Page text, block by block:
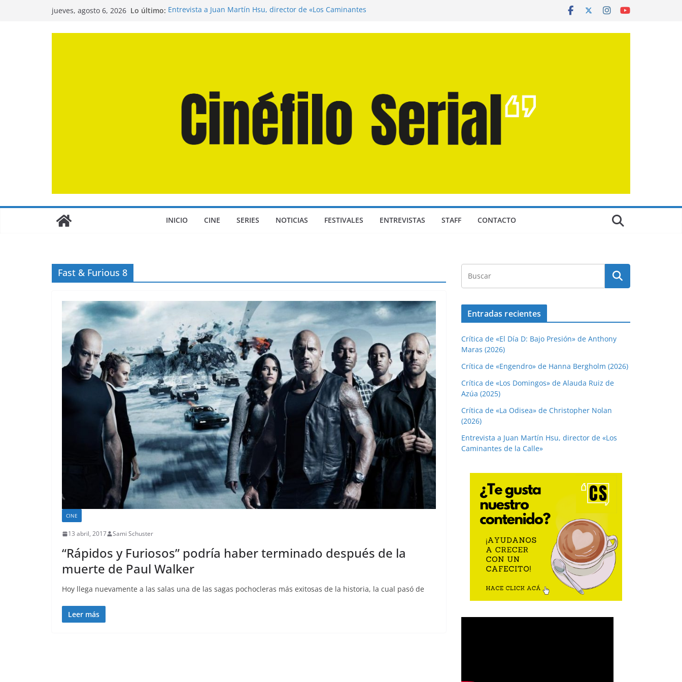
jueves, agosto 6, 2026 Lo último: Entrevista a Juan Martín Hsu, director de «Los Caminantes
INICIO CINE SERIES NOTICIAS FESTIVALES ENTREVISTAS STAFF CONTACTO
Fast & Furious 8
CINE
13 abril, 2017 Sami Schuster
“Rápidos y Furiosos” podría haber terminado después de la
muerte de Paul Walker
Hoy llega nuevamente a las salas una de las sagas pochocleras más exitosas de la historia, la cual pasó de
Leer más
Entradas recientes
Crítica de «El Día D: Bajo Presión» de Anthony
Maras (2026)
Crítica de «Engendro» de Hanna Bergholm (2026)
Crítica de «Los Domingos» de Alauda Ruiz de
Azúa (2025)
Crítica de «La Odisea» de Christopher Nolan
(2026)
Entrevista a Juan Martín Hsu, director de «Los
Caminantes de la Calle»